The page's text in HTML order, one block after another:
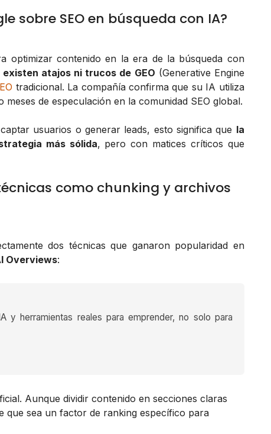
sobre SEO en búsqueda con IA?
optimizar contenido en la era de la búsqueda con
existen atajos ni trucos de GEO (Generative Engine
tradicional. La compañía confirma que su IA utiliza
de especulación en la comunidad SEO global.
usuarios o generar leads, esto significa que la
más sólida, pero con matices críticos que
como chunking y archivos
dos técnicas que ganaron popularidad en
Overviews:
y herramientas reales para emprender, no solo para
Aunque dividir contenido en secciones claras
que sea un factor de ranking específico para